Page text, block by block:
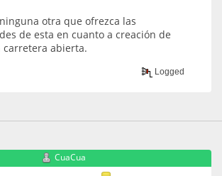
otra que ofrezca las
de esta en cuanto a creación de
carretera abierta.
Logged
CuaCua